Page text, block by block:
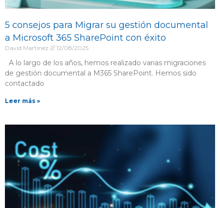
5 consejos para Migrar su gestión documental
a Microsoft 365 SharePoint con éxito
David Martinez 12/08/2025
A lo largo de los años, hemos realizado varias migraciones
de gestión documental a M365 SharePoint. Hemos sido
contactado
Leer más »